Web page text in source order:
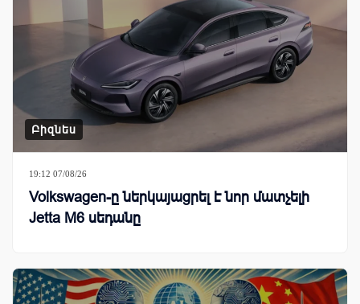
Բիզնես
19:12 07/08/26
Volkswagen-ը ներկայացրել է նոր մատչելի
Jetta M6 սեդանը